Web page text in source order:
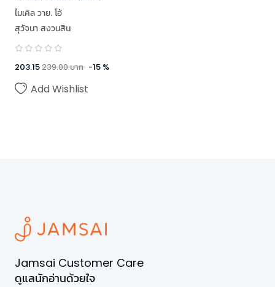
ไมเคิล วาย. โอ้
สุวัจนา สงวนสิน
203.15239.00บาท -15 %
Add Wishlist
Jamsai Customer Care
ดูแลนักอ่านด้วยใจ